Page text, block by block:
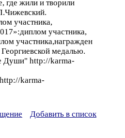
где жили и творили
участника,
участника,
участника,награжден
медалью.
Души" http://karma-
karma-
Добавить в список